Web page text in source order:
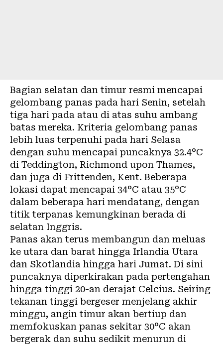
Bagian selatan dan timur resmi mencapai
gelombang panas pada hari Senin, setelah
tiga hari pada atau di atas suhu ambang
batas mereka. Kriteria gelombang panas
lebih luas terpenuhi pada hari Selasa
dengan suhu mencapai puncaknya 32.4°C
di Teddington, Richmond upon Thames,
dan juga di Frittenden, Kent. Beberapa
lokasi dapat mencapai 34°C atau 35°C
dalam beberapa hari mendatang, dengan
titik terpanas kemungkinan berada di
selatan Inggris.
Panas akan terus membangun dan meluas
ke utara dan barat hingga Irlandia Utara
dan Skotlandia hingga hari Jumat. Di sini
puncaknya diperkirakan pada pertengahan
hingga tinggi 20-an derajat Celcius. Seiring
tekanan tinggi bergeser menjelang akhir
minggu, angin timur akan bertiup dan
memfokuskan panas sekitar 30°C akan
bergerak dan suhu sedikit menurun di